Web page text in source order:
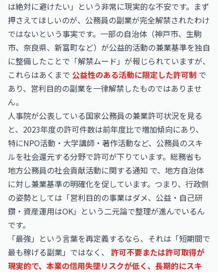
は絶対に避けたい」という非常に現実的な不安です。まず
押さえてほしいのが、公務員の副業が完全解禁されたわけ
ではないという事実です。一部の自治体（神戸市、生駒
市、奈良県、新富町など）が公益的活動の兼業基準を独自
に整備したことで「解禁ムード」が報じられていますが、
これらはあくまで 公益性のある活動に限定した許可制 で
あり、営利目的の副業を一律解禁したものではありませ
ん。
人事院が公表している国家公務員の兼業許可状況を見る
と、2023年度の許可件数は前年度比で増加傾向にあり、
特にNPO活動・大学講師・著作活動など、公務員のスキ
ルを社会還元する分野で許可が下りています。総務省も
地方公務員の社会貢献活動に関する通知 で、地方自治体
に対し兼業基準の明確化を促しています。つまり、行政側
の姿勢としては「営利目的の事業はダメ、公益・自己研
鑽・資産運用はOK」という二元論で整理が進んでいるん
です。
「最強」という言葉を再定義するなら、それは「短期間で
最も稼げる副業」ではなく、 許可不要または許可取得が
現実的で、本業の信用失墜リスクが低く、長期的にスキ